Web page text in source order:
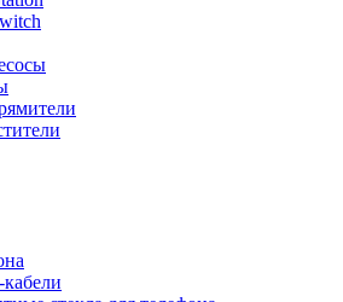
кабели